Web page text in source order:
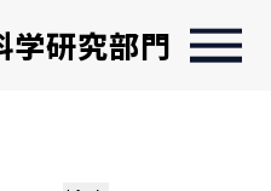
学研究部門